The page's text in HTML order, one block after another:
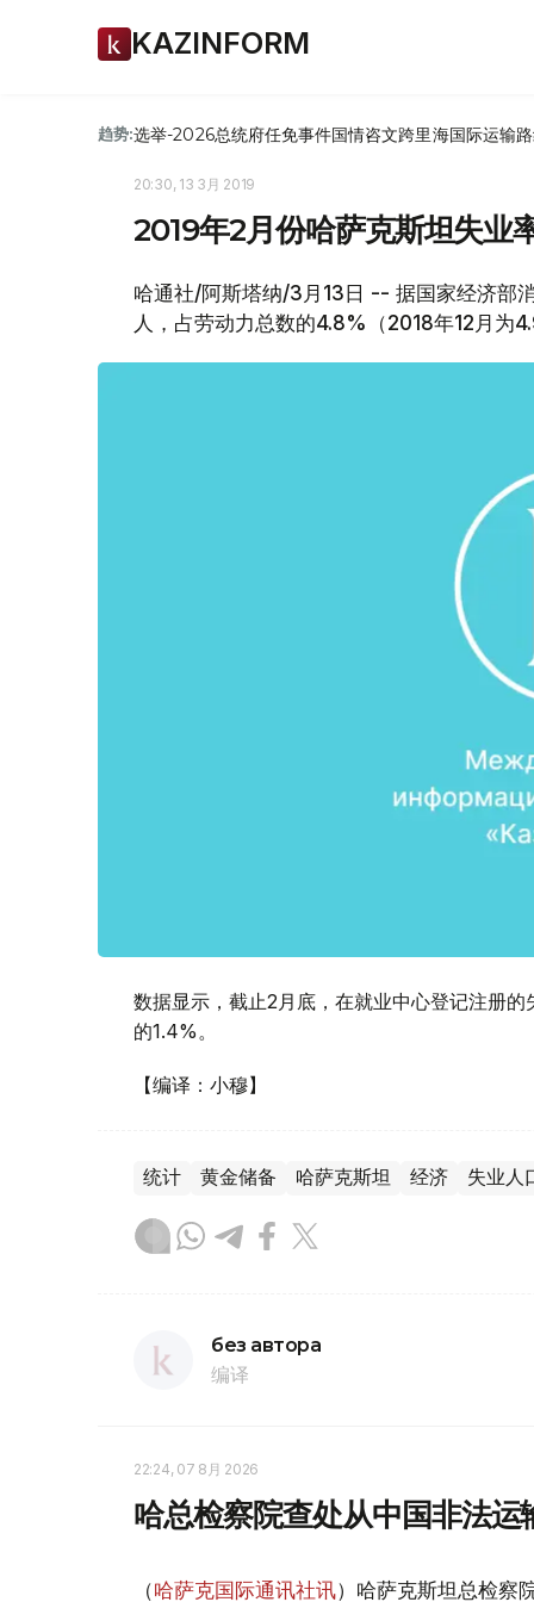
KAZINFORM
趋势:选举-2026总统府任免事件国情咨文跨里海国际运输
20:30, 13 3月 2019
2019年2月份哈萨克斯坦失业
哈通社/阿斯塔纳/3月13日 -- 据国家经济部
人，占劳动力总数的4.8%（2018年12月为
数据显示，截止2月底，在就业中心登记注册
的1.4%。
【编译：小穆】
统计 黄金储备 哈萨克斯坦 经济 失业人
без автора
编译
22:24, 07 8月 2026
哈总检察院查处从中国非法
（哈萨克国际通讯社讯）哈萨克斯坦总检察